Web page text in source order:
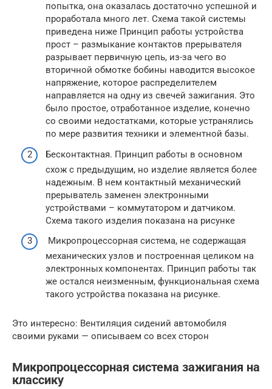
попытка, она оказалась достаточно успешной и
проработала много лет. Схема такой системы
приведена ниже Принцип работы устройства
прост – размыкание контактов прерывателя
разрывает первичную цепь, из-за чего во
вторичной обмотке бобины наводится высокое
напряжение, которое распределителем
направляется на одну из свечей зажигания. Это
было простое, отработанное изделие, конечно
со своими недостатками, которые устранялись
по мере развития техники и элементной базы.
Бесконтактная. Принцип работы в основном
схож с предыдущим, но изделие является более
надежным. В нем контактный механический
прерыватель заменен электронными
устройствами – коммутатором и датчиком.
Схема такого изделия показана на рисунке
Микропроцессорная система, не содержащая
механических узлов и построенная целиком на
электронных компонентах. Принцип работы так
же остался неизменным, функциональная схема
такого устройства показана на рисунке.
Это интересно: Вентиляция сидений автомобиля
своими руками — описываем со всех сторон
Микропроцессорная система зажигания на
классику